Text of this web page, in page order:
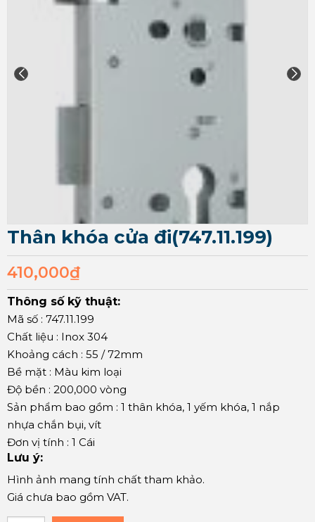
Thân khóa cửa đi(747.11.199)
410,000₫
Thông số kỹ thuật:
Mã số : 747.11.199
Chất liệu : Inox 304
Khoảng cách : 55 / 72mm
Bề mặt : Màu kim loại
Độ bền : 200,000 vòng
Sản phẩm bao gồm : 1 thân khóa, 1 yếm khóa, 1 nắp
nhựa chắn bụi, vít
Đơn vị tính : 1 Cái
Lưu ý:
Hình ảnh mang tính chất tham khảo.
Giá chưa bao gồm VAT.